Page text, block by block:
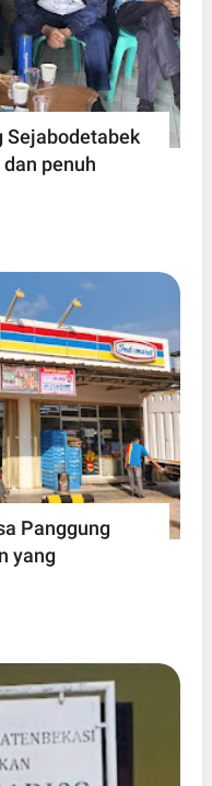
Sejabodetabek
penuh
Panggung
yang